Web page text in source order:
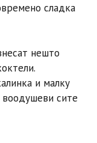
сладка
нешто
и малку
воодушеви сите